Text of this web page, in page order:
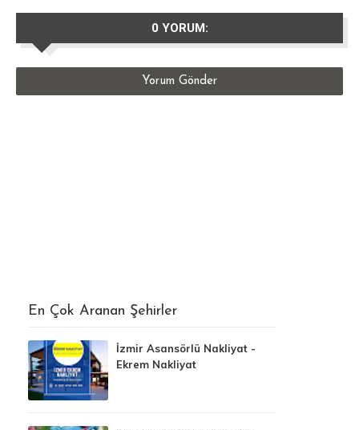
0 YORUM:
Yorum Gönder
En Çok Aranan Şehirler
İzmir Asansörlü Nakliyat -
Ekrem Nakliyat